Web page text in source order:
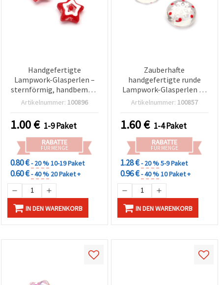
Handgefertigte
Lampwork-Glasperlen –
sternförmig, handbemalt
in Weiß und Rot, 13 x 6
Artikelnummer: 100896
1.00€ 1-9 Paket
RABATTE
FÜR MENGE
0.80 €- 20 %10-19 Paket
0.60 €- 40 % 20 Paket +
IN DEN WARENKORB
Zauberhafte
handgefertigte runde
Lampwork-Glasperlen 18
x 10 mm mit
Schneeflocken-Design,
Loch: 1 mm – perfekt für
Winter-Schmuck,
Schmuckherstellung &
DIY-Bastelprojekte – 2er-
Set
Artikelnummer: 100857
1.60€ 1-4 Paket
RABATTE
FÜR MENGE
1.28 €- 20 %5-9 Paket
0.96 €- 40 %10 Paket +
IN DEN WARENKORB